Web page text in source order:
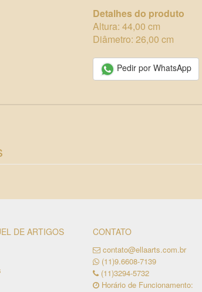
Detalhes do produto
Altura: 44,00 cm
Diâmetro: 26,00 cm
Pedir por WhatsApp
DE ARTIGOS CONTATO
contato@ellaarts.com.br
(11)9.6608-7139
(11)3294-5732
Horário de Funcionamento: